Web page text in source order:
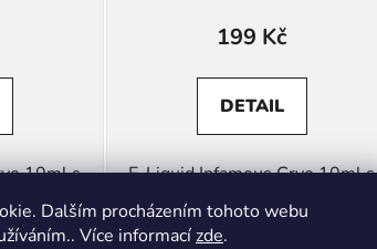
Dalším procházením tohoto webu
Více informacízde.
10ml s
199 Kč
DETAIL
E-Liquid Infamous Cryo 10ml s
příchutí Grapefruit &
Blackcurrant(Ledový grapefruit a